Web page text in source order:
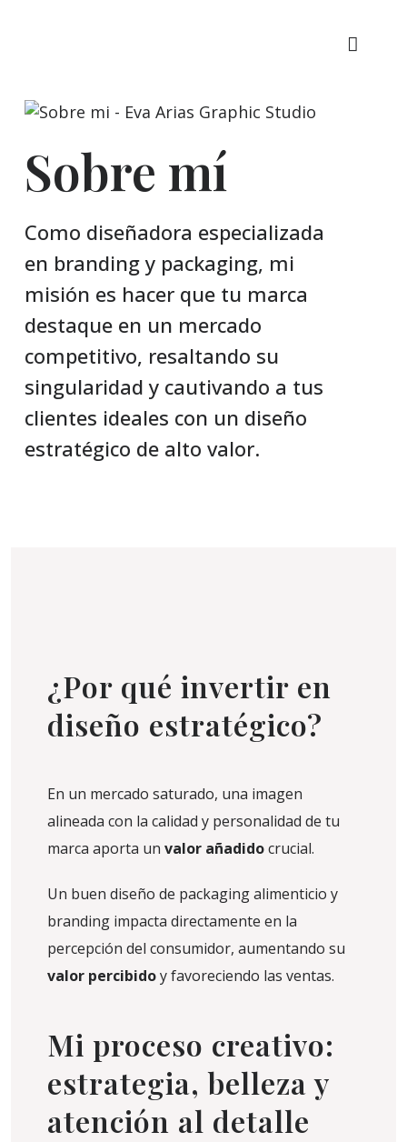
Sobre mí
Como diseñadora especializada
en branding y packaging, mi
misión es hacer que tu marca
destaque en un mercado
competitivo, resaltando su
singularidad y cautivando a tus
clientes ideales con un diseño
estratégico de alto valor.
¿Por qué invertir en
diseño estratégico?
En un mercado saturado, una imagen
alineada con la calidad y personalidad de tu
marca aporta un valor añadidocrucial.
Un buen diseño de packaging alimenticio y
branding impacta directamente en la
percepción del consumidor, aumentando su
valor percibidoy favoreciendo las ventas.
Mi proceso creativo:
estrategia, belleza y
atención al detalle